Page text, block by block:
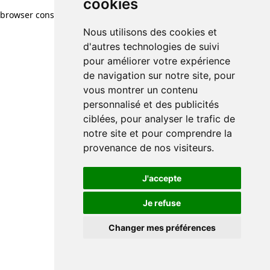
cookies
Nous utilisons des cookies et
d'autres technologies de suivi
pour améliorer votre expérience
de navigation sur notre site, pour
vous montrer un contenu
personnalisé et des publicités
ciblées, pour analyser le trafic de
notre site et pour comprendre la
provenance de nos visiteurs.
J'accepte
Je refuse
Changer mes préférences
browser console for more information)